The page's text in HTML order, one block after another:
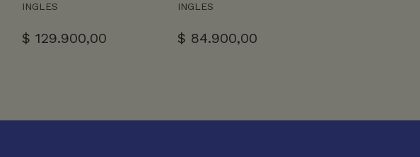
INGLES
$ 129.900,00
INGLES
$ 84.900,00